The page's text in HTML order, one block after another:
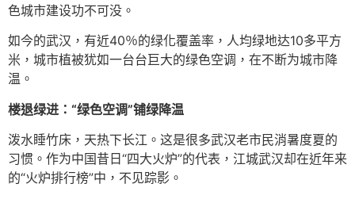
色城市建设功不可没。
如今的武汉，有近40％的绿化覆盖率，人均绿地达10多平方
米，城市植被犹如一台台巨大的绿色空调，在不断为城市降
温。
楼退绿进：“绿色空调”铺绿降温
泼水睡竹床，天热下长江。这是很多武汉老市民消暑度夏的
习惯。作为中国昔日“四大火炉”的代表，江城武汉却在近年来
的“火炉排行榜”中，不见踪影。